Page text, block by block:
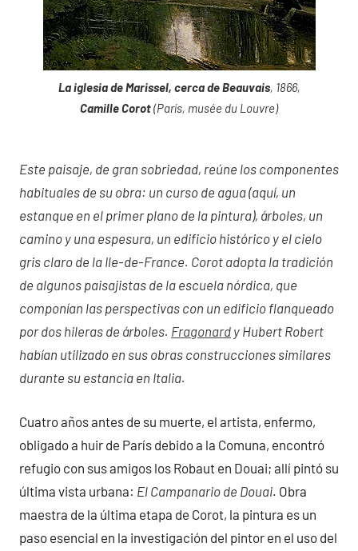
La iglesia de Marissel, cerca de Beauvais, 1866,
Camille Corot(París, musée du Louvre)
Este paisaje, de gran sobriedad, reúne los componentes
habituales de su obra: un curso de agua (aquí, un
estanque en el primer plano de la pintura), árboles, un
camino y una espesura, un edificio histórico y el cielo
gris claro de la Ile-de-France. Corot adopta la tradición
de algunos paisajistas de la escuela nórdica, que
componían las perspectivas con un edificio flanqueado
por dos hileras de árboles. Fragonard y Hubert Robert
habían utilizado en sus obras construcciones similares
durante su estancia en Italia.
Cuatro años antes de su muerte, el artista, enfermo,
obligado a huir de París debido a la Comuna, encontró
refugio con sus amigos los Robaut en Douai; allí pintó su
última vista urbana: El Campanario de Douai. Obra
maestra de la última etapa de Corot, la pintura es un
paso esencial en la investigación del pintor en el uso del